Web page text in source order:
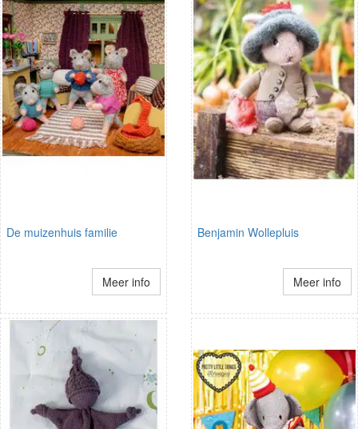
De muizenhuis familie
Meer info
Benjamin Wollepluis
Meer info